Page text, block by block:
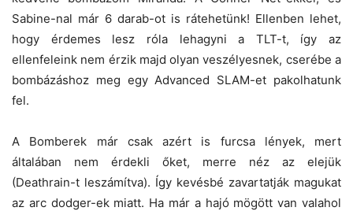
Sabine-nal már 6 darab-ot is rátehetünk! Ellenben lehet,
hogy érdemes lesz róla lehagyni a TLT-t, így az
ellenfeleink nem érzik majd olyan veszélyesnek, cserébe a
bombázáshoz meg egy Advanced SLAM-et pakolhatunk
fel.
A Bomberek már csak azért is furcsa lények, mert
általában nem érdekli őket, merre néz az elejük
(Deathrain-t leszámítva). Így kevésbé zavartatják magukat
az arc dodger-ek miatt. Ha már a hajó mögött van valahol